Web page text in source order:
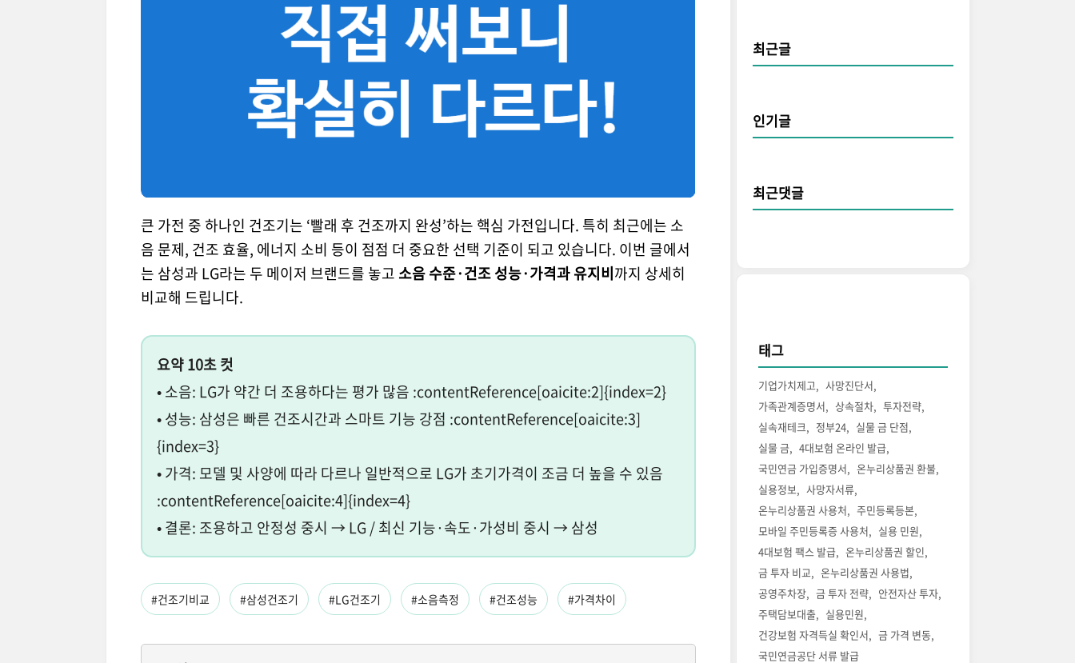
큰 가전 중 하나인 건조기는 ‘빨래 후 건조까지 완성’하는 핵심 가전입니다. 특히 최근에는 소
음 문제, 건조 효율, 에너지 소비 등이 점점 더 중요한 선택 기준이 되고 있습니다. 이번 글에서
는 삼성과 LG라는 두 메이저 브랜드를 놓고 소음 수준·건조 성능·가격과 유지비까지 상세히
비교해 드립니다.
요약 10초 컷
• 소음: LG가 약간 더 조용하다는 평가 많음 :contentReference[oaicite:2]{index=2}
• 성능: 삼성은 빠른 건조시간과 스마트 기능 강점 :contentReference[oaicite:3]
{index=3}
• 가격: 모델 및 사양에 따라 다르나 일반적으로 LG가 초기가격이 조금 더 높을 수 있음
:contentReference[oaicite:4]{index=4}
• 결론: 조용하고 안정성 중시 → LG / 최신 기능·속도·가성비 중시 → 삼성
#건조기비교 #삼성건조기 #LG건조기 #소음측정 #건조성능 #가격차이
최근글
인기글
최근댓글
태그
기업가치제고
사망진단서
가족관계증명서
상속절차
투자전략
실속재테크
정부24
실물 금 단점
실물 금
4대보험 온라인 발급
국민연금 가입증명서
온누리상품권 환불
실용정보
사망자서류
온누리상품권 사용처
주민등록등본
모바일 주민등록증 사용처
실용 민원
4대보험 팩스 발급
온누리상품권 할인
금 투자 비교
온누리상품권 사용법
공영주차장
금 투자 전략
안전자산 투자
주택담보대출
실용민원
건강보험 자격득실 확인서
금 가격 변동
국민연금공단 서류 발급